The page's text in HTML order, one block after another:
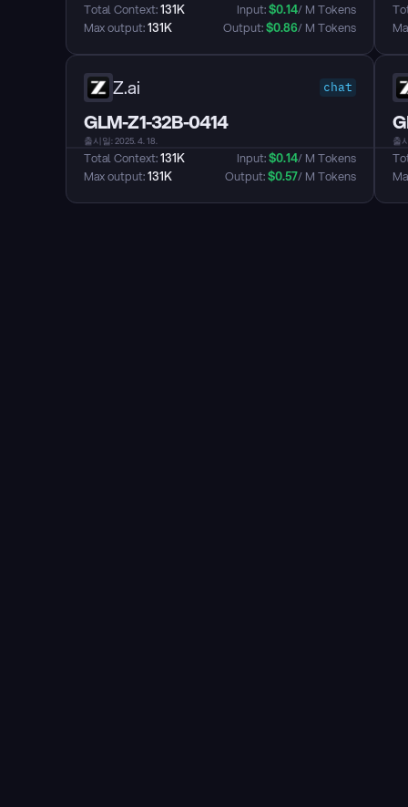
Total Context: 131K
Max output: 131K
Input: $0.14/ M Tokens
Output: $0.86/ M Tokens
Z.ai chat
GLM-Z1-32B-0414
출시일: 2025. 4. 18.
Total Context: 131K
Max output: 131K
Input: $0.14/ M Tokens
Output: $0.57/ M Tokens
출